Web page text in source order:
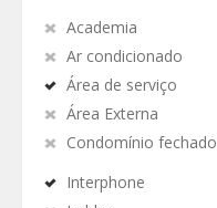
Academia
Ar condicionado
Área de serviço
Área Externa
Condomínio fechado
Interphone